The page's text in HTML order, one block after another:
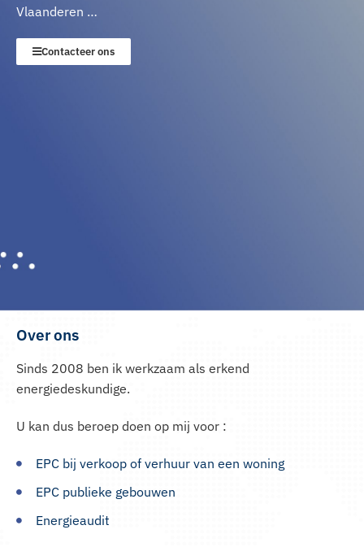
Vlaanderen …
Contacteer ons
Over ons
Sinds 2008 ben ik werkzaam als erkend
energiedeskundige.
U kan dus beroep doen op mij voor :
EPC bij verkoop of verhuur van een woning
EPC publieke gebouwen
Energieaudit